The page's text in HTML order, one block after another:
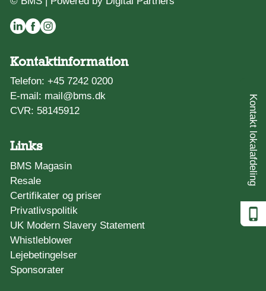
Kontakt lokalafdeling
Kontaktinformation
Telefon:+45 7242 0200
E-mail: mail@bms.dk
CVR: 58145912
Links
BMS Magasin
Resale
Certifikater og priser
Privatlivspolitik
UK Modern Slavery Statement
Whistleblower
Lejebetingelser
Sponsorater